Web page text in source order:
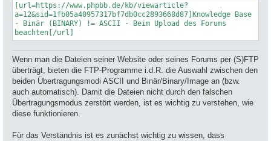
[url=https://www.phpbb.de/kb/viewarticle?
a=12&sid=1fb05a40957317bf7db0cc2893668d87]Knowledge Base
- Binär (BINARY) != ASCII - Beim Upload des Forums
beachten[/url]
Wenn man die Dateien seiner Website oder seines Forums per (S)FTP
überträgt, bieten die FTP-Programme i.d.R. die Auswahl zwischen den
beiden Übertragungsmodi ASCII und Binär/Binary/Image an (bzw.
auch automatisch). Damit die Dateien nicht durch den falschen
Übertragungsmodus zerstört werden, ist es wichtig zu verstehen, wie
diese funktionieren.
Für das Verständnis ist es zunächst wichtig zu wissen, dass